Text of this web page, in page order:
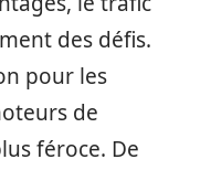
des défis.
pour les
de
féroce. De